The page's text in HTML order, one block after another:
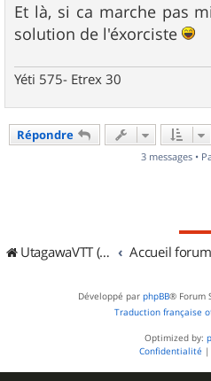
Et là, si ca marche pas
solution de l'éxorciste
Yéti 575- Etrex 30
Répondre
3 messages •
UtagawaVTT (Randos VTT et VTTAE avec traces GPS) Accueil forum
Développé par phpBB® Forum
Traduction française
Optimized by:
Confidentialité |